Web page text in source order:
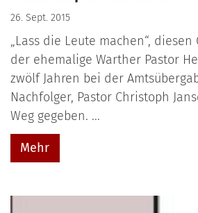
26. Sept. 2015
„Lass die Leute machen“,
der ehemalige Warther Pastor
zwölf Jahren bei der
Nachfolger, Pastor Christoph
Weg gegeben. ...
Mehr